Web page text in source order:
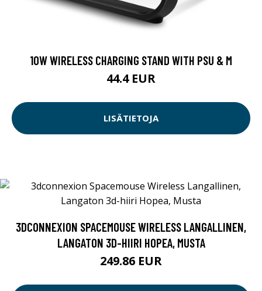
10W WIRELESS CHARGING STAND WITH PSU & M
44.4 EUR
LISÄTIETOJA
3DCONNEXION SPACEMOUSE WIRELESS LANGALLINEN,
LANGATON 3D-HIIRI HOPEA, MUSTA
249.86 EUR